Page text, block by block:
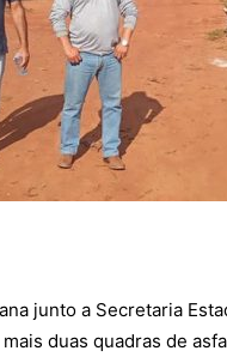
junto a Secretaria
duas quadras de